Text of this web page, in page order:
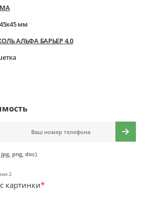
мм
АЛЬФА БАРЬЕР 4.0
png, doc)
2
картинки*